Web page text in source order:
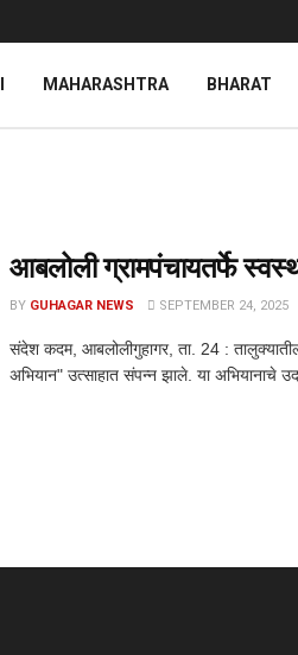
MAHARASHTRA BHARAT
आबलोली ग्रामपंचायतर्फे
BY GUHAGAR NEWS SEPTEMBER 24, 2025
संदेश कदम, आबलोलीगुहागर, ता. 24 : तालुक्यातील
अभियान" उत्साहात संपन्न झाले. या अभियानाचे